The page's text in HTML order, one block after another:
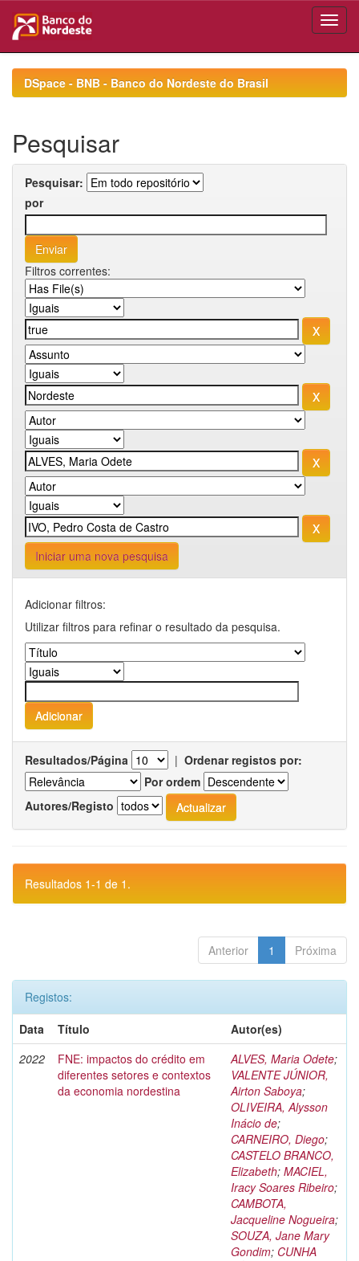
navigationDSpace - BNB - Banco do Nordeste do Brasil
Pesquisar
Pesquisar:
por
Filtros correntes:
Iniciar uma nova pesquisa
Adicionar filtros:
Utilizar filtros para refinar o resultado da pesquisa.
Resultados/Página | Ordenar registos por:
Por ordem
Autores/Registo
Resultados 1-1 de 1.
Anterior 1 Próxima
Registos:
Data
Título
Autor(es)
2022
FNE: impactos do crédito em
diferentes setores e contextos
da economia nordestina
ALVES, Maria Odete;
VALENTE JÚNIOR,
Airton Saboya;
OLIVEIRA, Alysson
Inácio de;
CARNEIRO, Diego;
CASTELO BRANCO,
Elizabeth; MACIEL,
Iracy Soares Ribeiro;
CAMBOTA,
Jacqueline Nogueira;
SOUZA, Jane Mary
Gondim; CUNHA